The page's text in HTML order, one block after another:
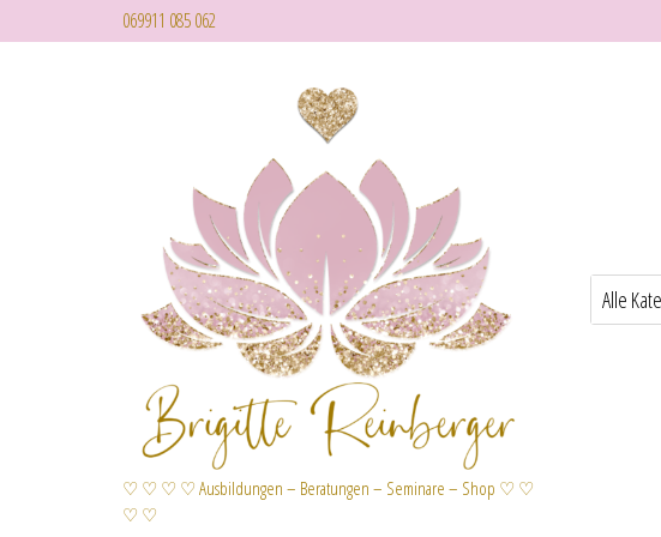
069911 085 062
♡ ♡ ♡ ♡ Ausbildungen – Beratungen – Seminare – Shop ♡ ♡
♡ ♡